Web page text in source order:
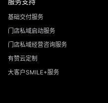
基础交付服务
门店私域启动服务
门店私域经营咨询服务
有赞云定制
大客户SMILE+服务